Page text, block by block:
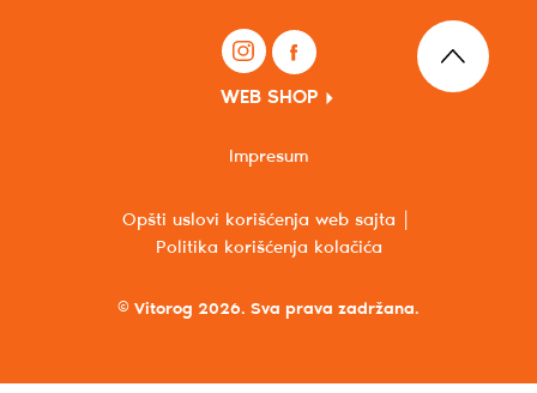
WEB SHOP
© Vitorog 2026. Sva prava zadržana.
Opšti uslovi korišćenja web sajta
Politika korišćenja kolačića
Impresum